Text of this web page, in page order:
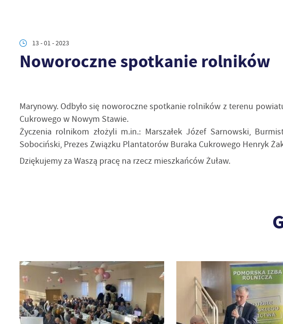
13 - 01 - 2023
Noworoczne spotkanie rolników
Marynowy. Odbyło się noworoczne spotkanie rolników z terenu
Cukrowego w Nowym Stawie.
Życzenia rolnikom złożyli m.in.: Marszałek Józef Sarnowski,
Sobociński, Prezes Związku Plantatorów Buraka Cukrowego Henryk
Dziękujemy za Waszą pracę na rzecz mieszkańców Żuław.